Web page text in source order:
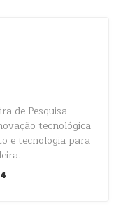
de Pesquisa
tecnológica
e tecnologia para